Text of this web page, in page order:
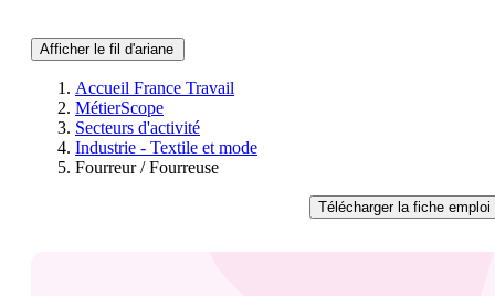
Afficher le fil d'ariane
Accueil France Travail
MétierScope
Secteurs d'activité
Industrie - Textile et mode
Fourreur / Fourreuse
Télécharger la fiche emploi